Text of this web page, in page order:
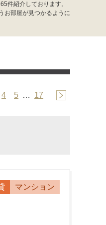
件紹介しております。
お部屋が見つかるように
4 5 … 17
マンション